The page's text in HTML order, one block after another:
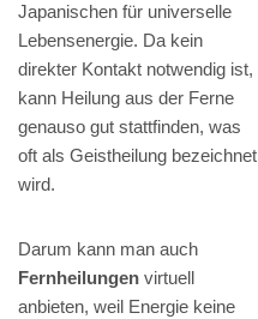
Japanischen für universelle
Lebensenergie. Da kein
direkter Kontakt notwendig ist,
kann Heilung aus der Ferne
genauso gut stattfinden, was
oft als Geistheilung bezeichnet
wird.
Darum kann man auch
Fernheilungen virtuell
anbieten, weil Energie keine